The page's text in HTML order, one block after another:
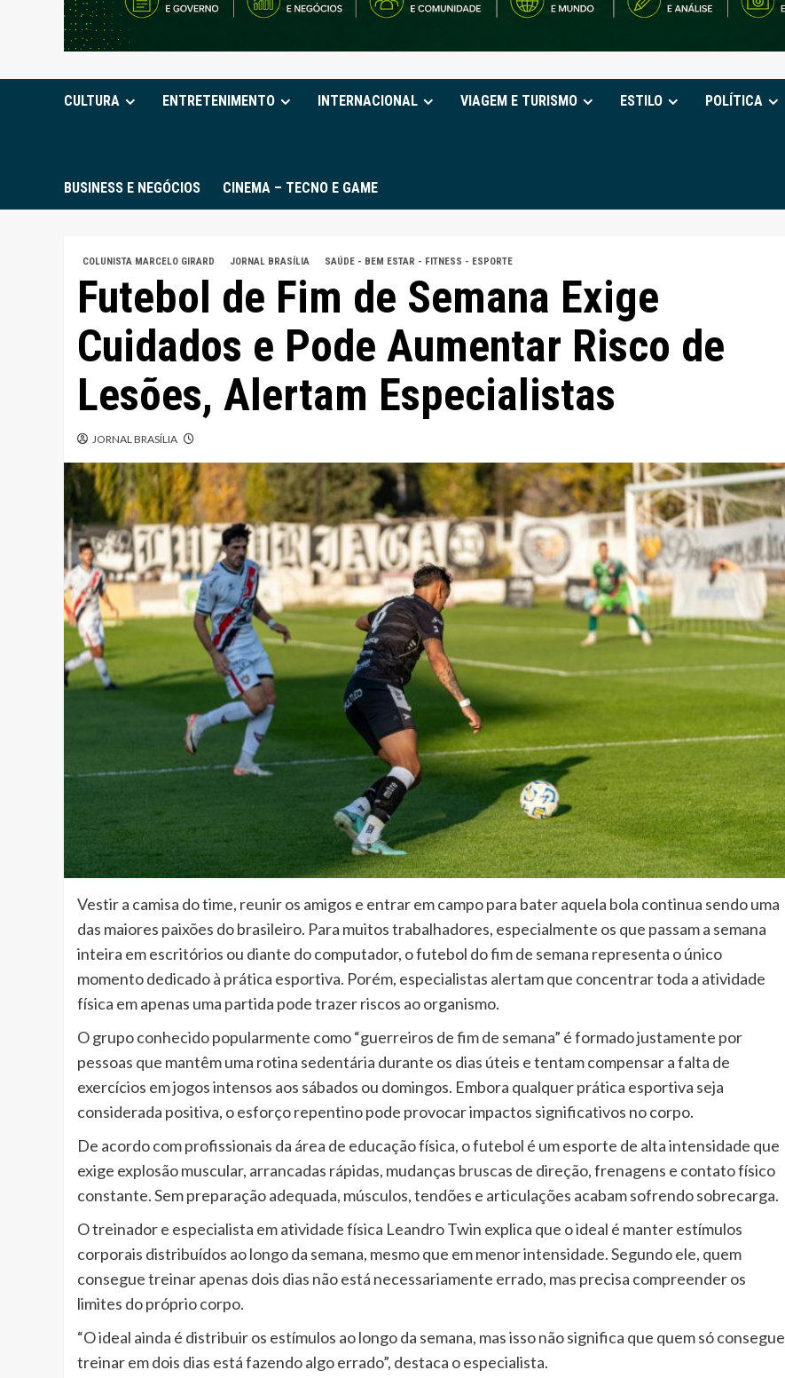
CULTURA ENTRETENIMENTO INTERNACIONAL VIAGEM E TURISMO ESTILO POLÍTICA
BUSINESS E NEGÓCIOS CINEMA – TECNO E GAME
COLUNISTA MARCELO GIRARD JORNAL BRASÍLIA SAÚDE - BEM ESTAR - FITNESS - ESPORTE
Futebol de Fim de Semana Exige
Cuidados e Pode Aumentar Risco de
Lesões, Alertam Especialistas
JORNAL BRASÍLIA
Vestir a camisa do time, reunir os amigos e entrar em campo para bater aquela bola continua sendo uma
das maiores paixões do brasileiro. Para muitos trabalhadores, especialmente os que passam a semana
inteira em escritórios ou diante do computador, o futebol do fim de semana representa o único
momento dedicado à prática esportiva. Porém, especialistas alertam que concentrar toda a atividade
física em apenas uma partida pode trazer riscos ao organismo.
O grupo conhecido popularmente como “guerreiros de fim de semana” é formado justamente por
pessoas que mantêm uma rotina sedentária durante os dias úteis e tentam compensar a falta de
exercícios em jogos intensos aos sábados ou domingos. Embora qualquer prática esportiva seja
considerada positiva, o esforço repentino pode provocar impactos significativos no corpo.
De acordo com profissionais da área de educação física, o futebol é um esporte de alta intensidade que
exige explosão muscular, arrancadas rápidas, mudanças bruscas de direção, frenagens e contato físico
constante. Sem preparação adequada, músculos, tendões e articulações acabam sofrendo sobrecarga.
O treinador e especialista em atividade física Leandro Twin explica que o ideal é manter estímulos
corporais distribuídos ao longo da semana, mesmo que em menor intensidade. Segundo ele, quem
consegue treinar apenas dois dias não está necessariamente errado, mas precisa compreender os
limites do próprio corpo.
“O ideal ainda é distribuir os estímulos ao longo da semana, mas isso não significa que quem só consegue
treinar em dois dias está fazendo algo errado”, destaca o especialista.